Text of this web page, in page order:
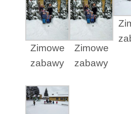
Zimowe
zabawy
Zimowe
zabawy